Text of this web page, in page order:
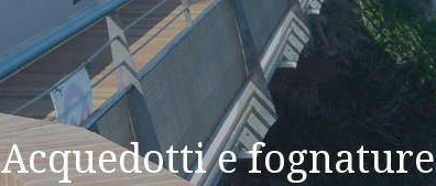
Acquedotti e fognature